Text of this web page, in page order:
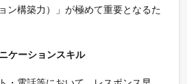
ン構築力）」が極めて重要となるた
ケーションスキル